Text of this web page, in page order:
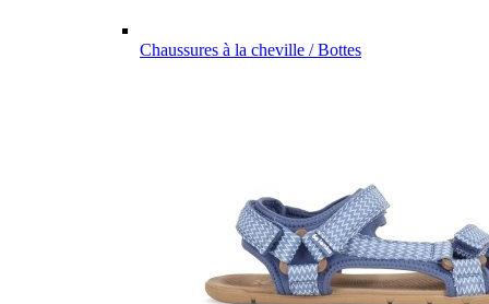
Chaussures à la cheville / Bottes